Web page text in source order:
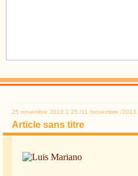
25 novembre 2013 1 25 /11 /novembre /2013
Article sans titre